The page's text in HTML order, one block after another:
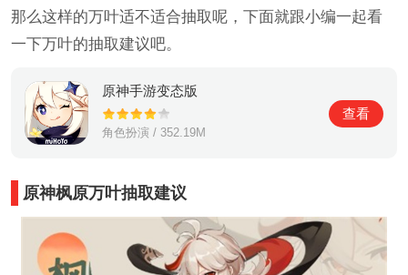
那么这样的万叶适不适合抽取呢，下面就跟小编一起看
一下万叶的抽取建议吧。
原神手游变态版
角色扮演 / 352.19M
查看
原神枫原万叶抽取建议